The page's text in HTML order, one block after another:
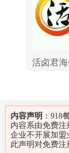
活卤君
内容声明 ：918
内容系由免费
企业不开展加
此声明对免费